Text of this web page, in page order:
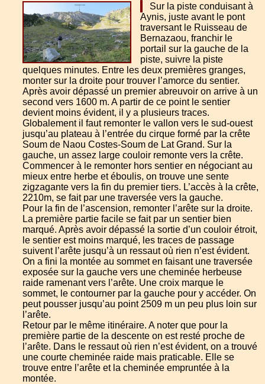
Sur la piste conduisant à
Aynis, juste avant le pont
traversant le Ruisseau de
Bernazaou, franchir le
portail sur la gauche de la
piste, suivre la piste
quelques minutes. Entre les deux premières granges,
monter sur la droite pour trouver l’amorce du sentier.
Après avoir dépassé un premier abreuvoir on arrive à un
second vers 1600 m. A partir de ce point le sentier
devient moins évident, il y a plusieurs traces.
Globalement il faut remonter le vallon vers le sud-ouest
jusqu’au plateau à l’entrée du cirque formé par la crête
Soum de Naou Costes-Soum de Lat Grand. Sur la
gauche, un assez large couloir remonte vers la crête.
Commencer à le remonter hors sentier en négociant au
mieux entre herbe et éboulis, on trouve une sente
zigzagante vers la fin du premier tiers. L’accès à la crête,
2210m, se fait par une traversée vers la gauche.
Pour la fin de l’ascension, remonter l’arête sur la droite.
La première partie facile se fait par un sentier bien
marqué. Après avoir dépassé la sortie d’un couloir étroit,
le sentier est moins marqué, les traces de passage
suivent l’arête jusqu’à un ressaut où rien n’est évident.
On a fini la montée au sommet en faisant une traversée
exposée sur la gauche vers une cheminée herbeuse
raide ramenant vers l’arête. Une croix marque le
sommet, le contourner par la gauche pour y accéder. On
peut pousser jusqu’au point 2509 m un peu plus loin sur
l’arête.
Retour par le même itinéraire. A noter que pour la
première partie de la descente on est resté proche de
l’arête. Dans le ressaut où rien n’est évident, on a trouvé
une courte cheminée raide mais praticable. Elle se
trouve entre l’arête et la cheminée empruntée à la
montée.